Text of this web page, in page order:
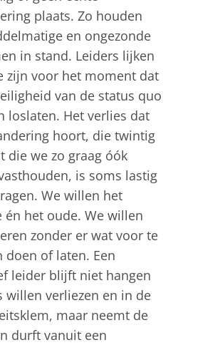
plaats. Zo houden
en ongezonde
in stand. Leiders lijken
zijn voor het moment dat
van de status quo
loslaten. Het verlies dat
hoort, die twintig
die we zo graag óók
is soms lastig
We willen het
én het oude. We willen
zonder er wat voor te
doen of laten. Een
leider blijft niet hangen
willen verliezen en in de
maar neemt de
durft vanuit een